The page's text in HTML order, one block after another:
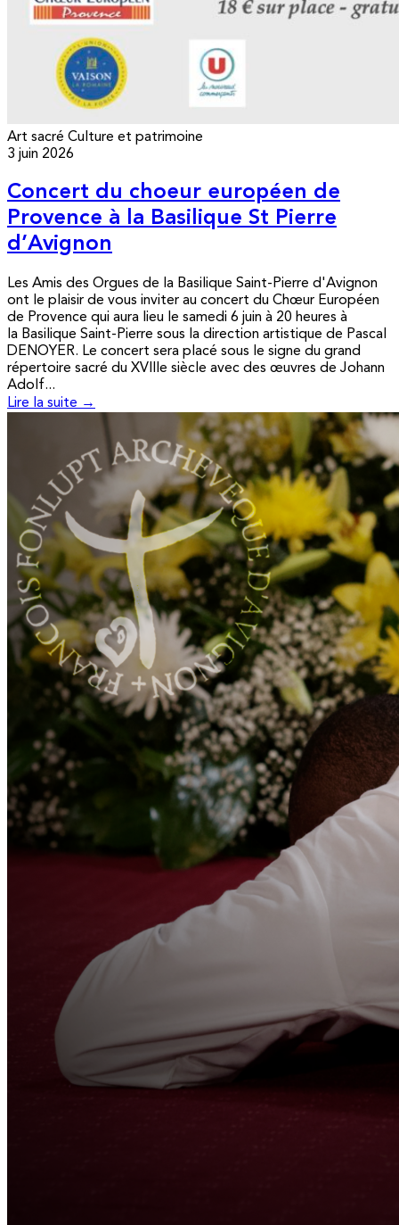
Art sacré Culture et patrimoine
3 juin 2026
Concert du choeur européen de
Provence à la Basilique St Pierre
d’Avignon
Les Amis des Orgues de la Basilique Saint-Pierre d'Avignon
ont le plaisir de vous inviter au concert du Chœur Européen
de Provence qui aura lieu le samedi 6 juin à 20 heures à
la Basilique Saint-Pierre sous la direction artistique de Pascal
DENOYER. Le concert sera placé sous le signe du grand
répertoire sacré du XVIIIe siècle avec des œuvres de Johann
Adolf...
Lire la suite →